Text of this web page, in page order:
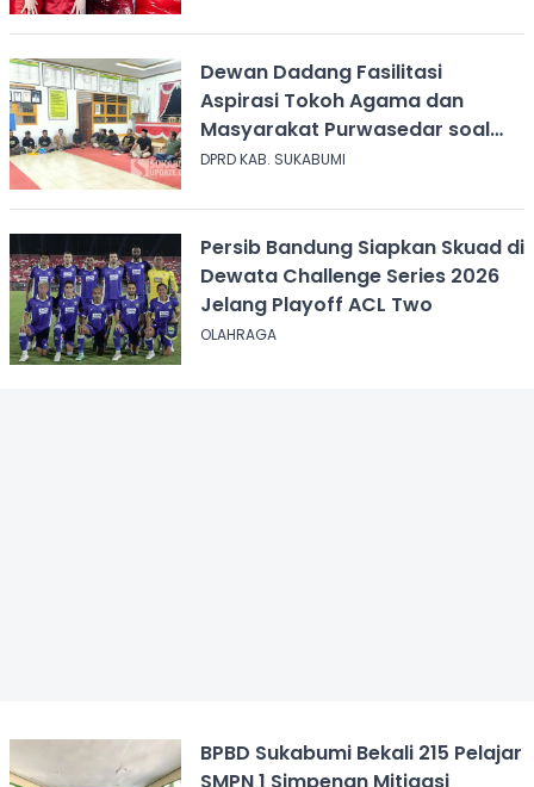
Dewan Dadang Fasilitasi
Aspirasi Tokoh Agama dan
Masyarakat Purwasedar soal
Penolakan Konser Reggae
DPRD KAB. SUKABUMI
Persib Bandung Siapkan Skuad di
Dewata Challenge Series 2026
Jelang Playoff ACL Two
OLAHRAGA
BPBD Sukabumi Bekali 215 Pelajar
SMPN 1 Simpenan Mitigasi